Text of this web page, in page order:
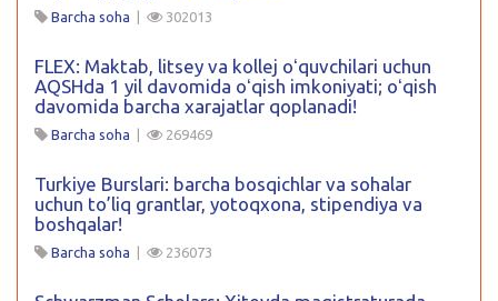
Barcha soha | 302013
FLEX: Maktab, litsey va kollej oʻquvchilari uchun
AQSHda 1 yil davomida oʻqish imkoniyati; oʻqish
davomida barcha xarajatlar qoplanadi!
Barcha soha | 269469
Turkiye Burslari: barcha bosqichlar va sohalar
uchun to’liq grantlar, yotoqxona, stipendiya va
boshqalar!
Barcha soha | 236073